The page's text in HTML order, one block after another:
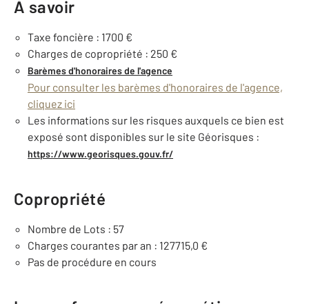
À savoir
Taxe foncière : 1700 €
Charges de copropriété : 250 €
Barèmes d'honoraires de l'agence
Pour consulter les barèmes d'honoraires de l'agence,
cliquez ici
Les informations sur les risques auxquels ce bien est
exposé sont disponibles sur le site Géorisques :
https://www.georisques.gouv.fr/
Copropriété
Nombre de Lots : 57
Charges courantes par an : 127715,0 €
Pas de procédure en cours